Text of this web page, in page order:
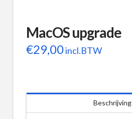
MacOS upgrade
€29,00incl.BTW
Beschrijving